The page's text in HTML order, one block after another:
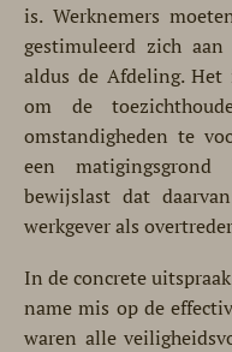
is. Werknemers
gestimuleerd zich
aldus de Afdeling.
om de
omstandigheden te
een
bewijslast dat
werkgever als
In de concrete
name mis op de
waren alle